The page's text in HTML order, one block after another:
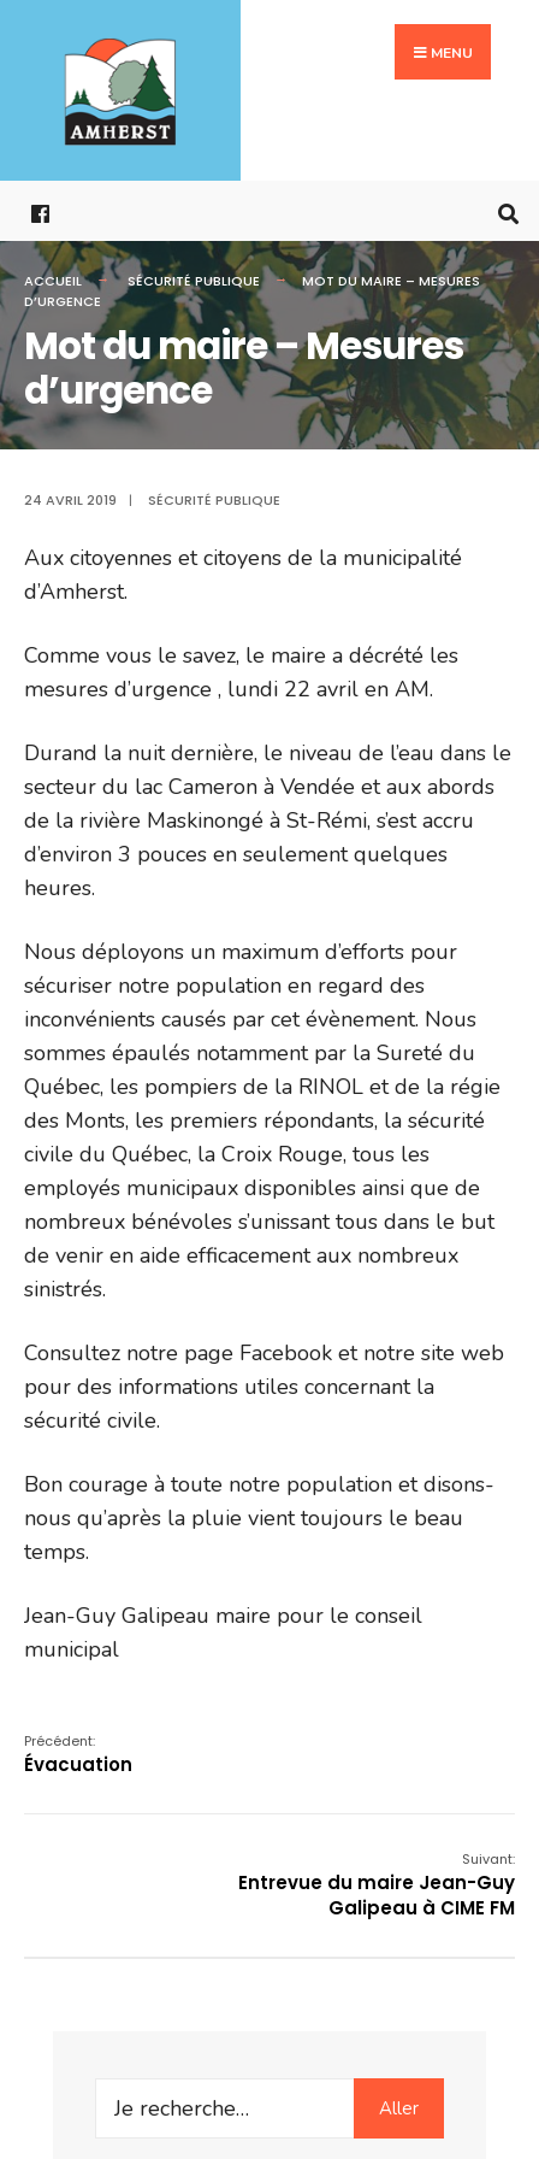
contenu
MENU
ACCUEIL SÉCURITÉ PUBLIQUE
MOT DU MAIRE – MESURES
D’URGENCE
Mot du maire – Mesures
d’urgence
24 AVRIL 2019 | SÉCURITÉ PUBLIQUE
Aux citoyennes et citoyens de la municipalité
d’Amherst.
Comme vous le savez, le maire a décrété les
mesures d’urgence , lundi 22 avril en AM.
Durand la nuit dernière, le niveau de l’eau dans le
secteur du lac Cameron à Vendée et aux abords
de la rivière Maskinongé à St-Rémi, s’est accru
d’environ 3 pouces en seulement quelques
heures.
Nous déployons un maximum d’efforts pour
sécuriser notre population en regard des
inconvénients causés par cet évènement. Nous
sommes épaulés notamment par la Sureté du
Québec, les pompiers de la RINOL et de la régie
des Monts, les premiers répondants, la sécurité
civile du Québec, la Croix Rouge, tous les
employés municipaux disponibles ainsi que de
nombreux bénévoles s’unissant tous dans le but
de venir en aide efficacement aux nombreux
sinistrés.
Consultez notre page Facebook et notre site web
pour des informations utiles concernant la
sécurité civile.
Bon courage à toute notre population et disons-
nous qu’après la pluie vient toujours le beau
temps.
Jean-Guy Galipeau maire pour le conseil
municipal
Précédent:
Évacuation
Suivant:
Entrevue du maire Jean-Guy
Galipeau à CIME FM
Search
Aller
for: